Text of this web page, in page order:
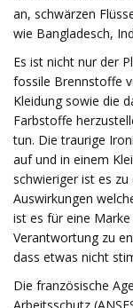
an, schwärzen
wie Bangladesch,
Es ist nicht nur der
fossile Brennstoffe
Kleidung sowie die
Farbstoffe
tun. Die traurige
auf und in einem
schwieriger ist es
Auswirkungen
ist es für eine
Verantwortung zu
dass etwas nicht
Die französische